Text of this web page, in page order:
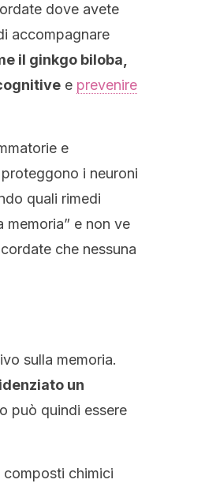
dove avete
accompagnare
il ginkgo biloba,
e prevenire
e
i neuroni
quali rimedi
e non ve
che nessuna
sulla memoria.
un
può quindi essere
chimici